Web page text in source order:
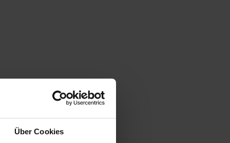
Über Cookies